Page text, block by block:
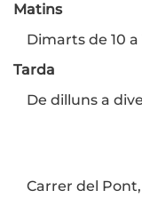
Matins
Dimarts de 10 a
Tarda
De dilluns a
Carrer del Pont,